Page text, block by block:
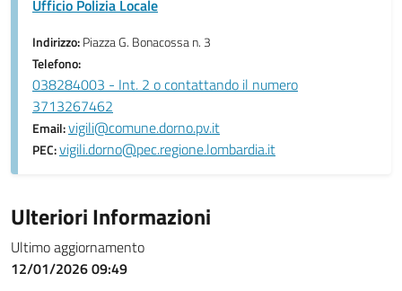
Ufficio Polizia Locale
Indirizzo:Piazza G. Bonacossa n. 3
Telefono:
038284003 - Int. 2 o contattando il numero
3713267462
Email:vigili@comune.dorno.pv.it
PEC:vigili.dorno@pec.regione.lombardia.it
Ulteriori Informazioni
Ultimo aggiornamento
12/01/2026 09:49